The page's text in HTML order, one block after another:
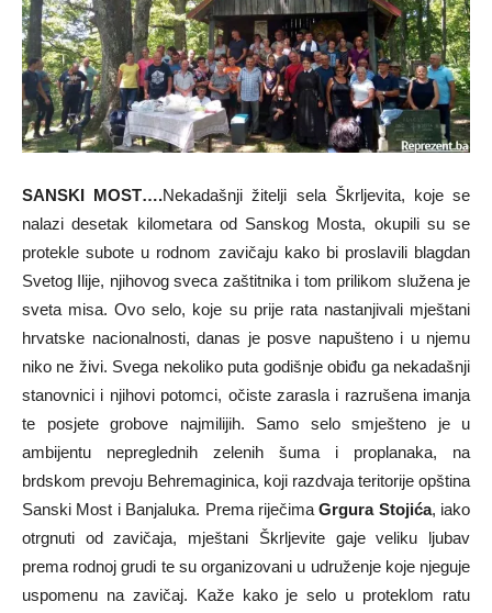
SANSKI MOST….Nekadašnji žitelji sela Škrljevita, koje se
nalazi desetak kilometara od Sanskog Mosta, okupili su se
protekle subote u rodnom zavičaju kako bi proslavili blagdan
Svetog Ilije, njihovog sveca zaštitnika i tom prilikom služena je
sveta misa. Ovo selo, koje su prije rata nastanjivali mještani
hrvatske nacionalnosti, danas je posve napušteno i u njemu
niko ne živi. Svega nekoliko puta godišnje obiđu ga nekadašnji
stanovnici i njihovi potomci, očiste zarasla i razrušena imanja
te posjete grobove najmilijih. Samo selo smješteno je u
ambijentu nepreglednih zelenih šuma i proplanaka, na
brdskom prevoju Behremaginica, koji razdvaja teritorije opština
Sanski Most i Banjaluka. Prema riječimaGrgura Stojića, iako
otrgnuti od zavičaja, mještani Škrljevite gaje veliku ljubav
prema rodnoj grudi te su organizovani u udruženje koje njeguje
uspomenu na zavičaj. Kaže kako je selo u proteklom ratu